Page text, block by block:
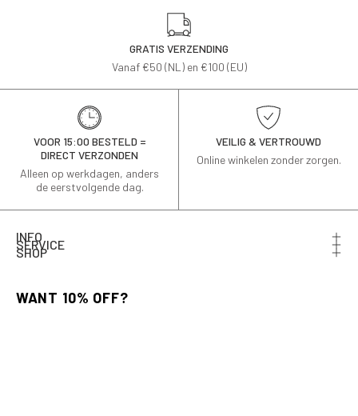
GRATIS VERZENDING
Vanaf €50 (NL) en €100 (EU)
VOOR 15:00 BESTELD =
DIRECT VERZONDEN
Alleen op werkdagen, anders
de eerstvolgende dag.
VEILIG & VERTROUWD
Online winkelen zonder zorgen.
INFO
SERVICE
SHOP